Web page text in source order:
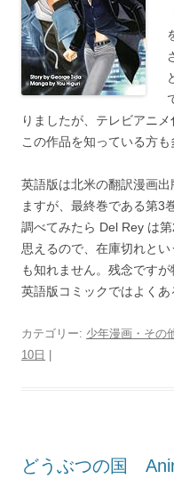
りましたが、テレビアニ
この作品を知っている方も
英語版は北米の翻訳漫画
ますが、最終巻である第3
調べてみたら Del Rey は
思えるので、在庫切れと
も知れません。残念です
英語版コミックではよくあ
カテゴリー: 少年漫画・その
10日
どうぶつの国